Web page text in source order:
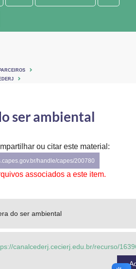
ser ambiental
ou citar este material:
handle/capes/200780
associados a este item.
do ser ambiental
canalcederj.cecierj.edu.br/recurso/